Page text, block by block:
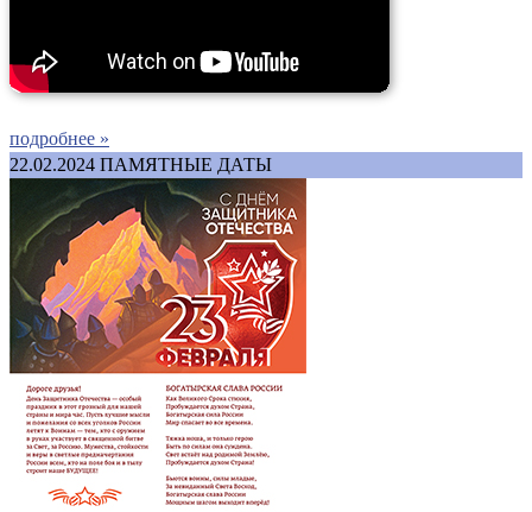
подробнее »
22.02.2024 ПАМЯТНЫЕ ДАТЫ